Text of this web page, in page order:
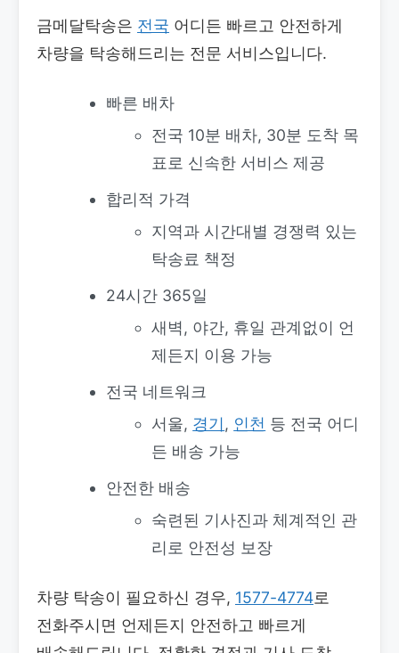
금메달탁송은 전국 어디든 빠르고 안전하게
차량을 탁송해드리는 전문 서비스입니다.
빠른 배차
전국 10분 배차, 30분 도착 목
표로 신속한 서비스 제공
합리적 가격
지역과 시간대별 경쟁력 있는
탁송료 책정
24시간 365일
새벽, 야간, 휴일 관계없이 언
제든지 이용 가능
전국 네트워크
서울, 경기 , 인천 등 전국 어디
든 배송 가능
안전한 배송
숙련된 기사진과 체계적인 관
리로 안전성 보장
차량 탁송이 필요하신 경우, 1577-4774로
전화주시면 언제든지 안전하고 빠르게